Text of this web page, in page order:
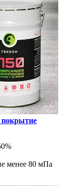
покрытие
менее 80 мПа